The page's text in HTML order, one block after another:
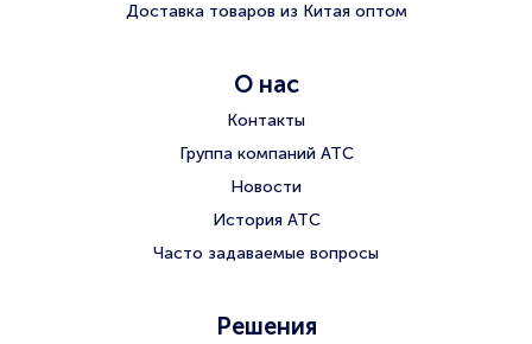
Доставка товаров из Китая оптом
О нас
Контакты
Группа компаний АТС
Новости
История АТС
Часто задаваемые вопросы
Решения